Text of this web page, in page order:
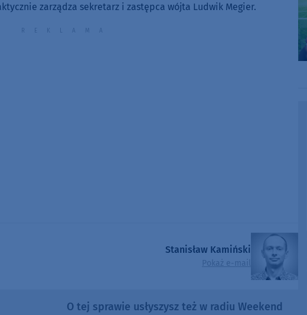
decrease
zarządza sekretarz i zastępca wójta Ludwik Megier.
Stanisław Kamiński
Pokaż e-mail
O tej sprawie usłyszysz też w radiu Weekend